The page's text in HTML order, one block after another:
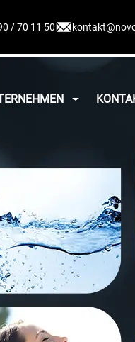
/ 70 11 50